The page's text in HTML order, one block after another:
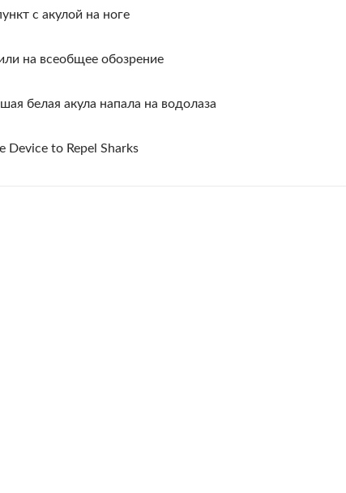
с акулой на ноге
на всеобщее обозрение
белая акула напала на водолаза
Device to Repel Sharks